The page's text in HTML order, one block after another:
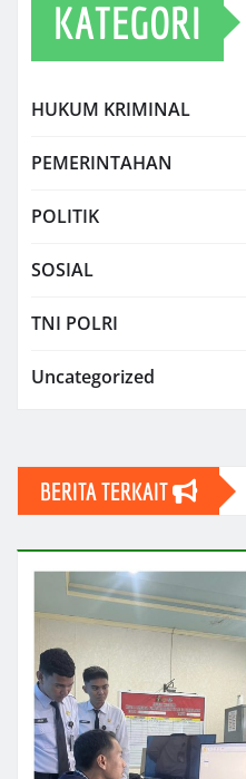
KATEGORI
HUKUM KRIMINAL
PEMERINTAHAN
POLITIK
SOSIAL
TNI POLRI
Uncategorized
BERITA TERKAIT